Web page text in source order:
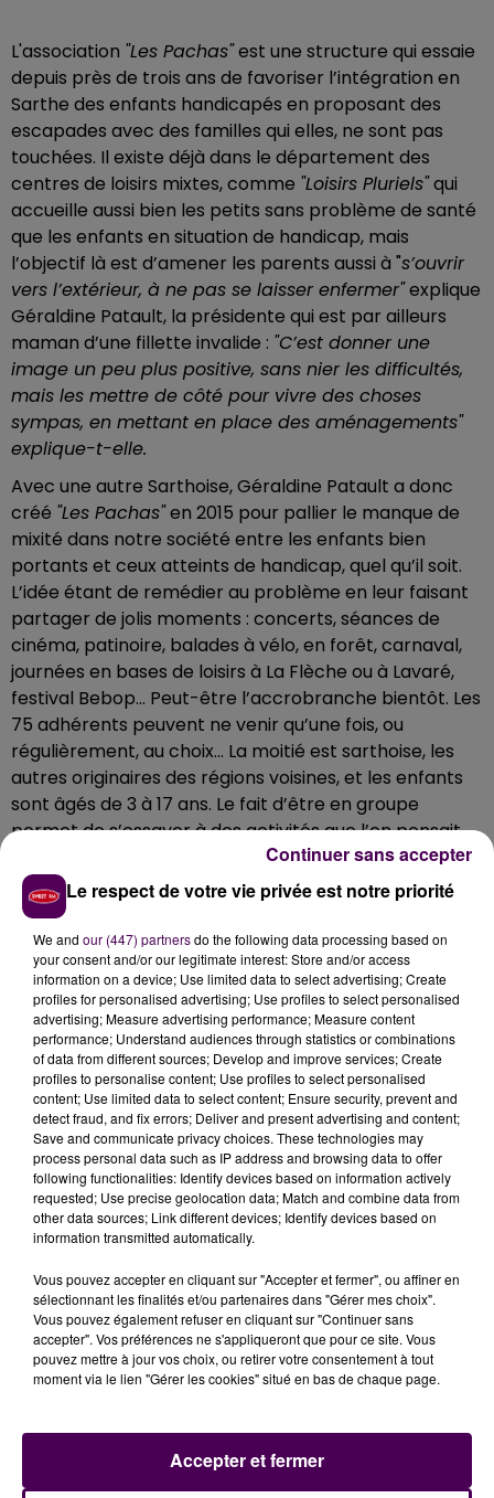
L'association "Les Pachas"est une structure qui essaie
depuis près de trois ans de favoriser l’intégration en
Sarthe des enfants handicapés en proposant des
escapades avec des familles qui elles, ne sont pas
touchées. Il existe déjà dans le département des
centres de loisirs mixtes, comme "Loisirs Pluriels"qui
accueille aussi bien les petits sans problème de santé
que les enfants en situation de handicap, mais
l’objectif là est d’amener les parents aussi à "s’ouvrir
vers l’extérieur, à ne pas se laisser enfermer"explique
Géraldine Patault, la présidente qui est par ailleurs
maman d’une fillette invalide : "C’est donner une
image un peu plus positive, sans nier les difficultés,
mais les mettre de côté pour vivre des choses
sympas, en mettant en place des aménagements"
explique-t-elle.
Avec une autre Sarthoise, Géraldine Patault a donc
créé "Les Pachas"en 2015 pour pallier le manque de
mixité dans notre société entre les enfants bien
portants et ceux atteints de handicap, quel qu’il soit.
L’idée étant de remédier au problème en leur faisant
partager de jolis moments : concerts, séances de
cinéma, patinoire, balades à vélo, en forêt, carnaval,
journées en bases de loisirs à La Flèche ou à Lavaré,
festival Bebop... Peut-être l’accrobranche bientôt. Les
75 adhérents peuvent ne venir qu’une fois, ou
régulièrement, au choix... La moitié est sarthoise, les
autres originaires des régions voisines, et les enfants
sont âgés de 3 à 17 ans. Le fait d’être en groupe
permet de s’essayer à des activités que l’on pensait
Écouter le podcast
Deux types de rendez-vous
Ces moments de loisirs culturels et sportifs
constituent ce que l’association appelle les "Pachas
Mensu" une fois par mois, le samedi ou le dimanche.
Mais elle propose aussi, en petit comité, des"Pachas
Hebdo"réservés cette fois aux duos mamans-
enfants. Un vendredi après-midi par mois, des enfants
en Institut médico-éducatif le reste du temps ou sans
structure d’accueil, se retrouvent autour d’un support
récréatif,"le petit nombre étant plus propice encore
aux échanges"selon Géraldine Patault.
Pour se joindre une fois ou plusieurs au groupe, il suffit
de consulter les rendez-vous proposés sur la page
facebook des Pachas : "On peut aussi soutenir
l’initiative par la penséeen adhérant à l’association,
et se tenant ainsi au courant de son actualité, son
soutien apporté aux parents par les sorties
"Les Pachas"militent pour la place des
Le respect de votre vie privée est notre priorité
We and our (447) partnersdo the following data processing based on
your consent and/or our legitimate interest: Store and/or access
information on a device; Use limited data to select advertising; Create
profiles for personalised advertising; Use profiles to select personalised
advertising; Measure advertising performance; Measure content
performance; Understand audiences through statistics or combinations
of data from different sources; Develop and improve services; Create
profiles to personalise content; Use profiles to select personalised
content; Use limited data to select content; Ensure security, prevent and
detect fraud, and fix errors; Deliver and present advertising and content;
Save and communicate privacy choices. These technologies may
process personal data such as IP address and browsing data to offer
following functionalities: Identify devices based on information actively
requested; Use precise geolocation data; Match and combine data from
other data sources; Link different devices; Identify devices based on
information transmitted automatically.
Vous pouvez accepter en cliquant sur "Accepter et fermer", ou affiner en
sélectionnant les finalités et/ou partenaires dans "Gérer mes choix".
Vous pouvez également refuser en cliquant sur "Continuer sans
accepter". Vos préférences ne s'appliqueront que pour ce site. Vous
pouvez mettre à jour vos choix, ou retirer votre consentement à tout
moment via le lien "Gérer les cookies" situé en bas de chaque page.
Accepter et fermer
Continuer sans accepter